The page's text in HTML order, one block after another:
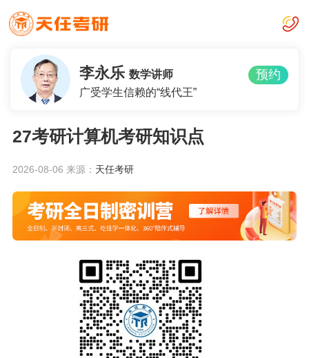
李永乐 数学讲师
广受学生信赖的“线代王”
预约
27考研计算机考研知识点
2026-08-06 来源： 天任考研